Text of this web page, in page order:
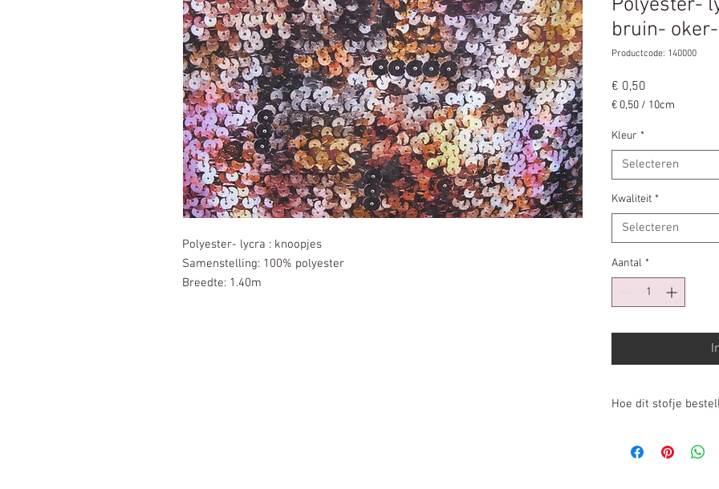
Polyester- lycra : knoopjes
Samenstelling: 100% polyester
Breedte: 1.40m
bruin-
Productcode: 140000
€ 0,50
€ 0,50 / 10cm
per
10
Centimeters
Kleur *
Selecteren
Kwaliteit *
Selecteren
Aantal *
Hoe dit stofje
Heb je 1m20cm